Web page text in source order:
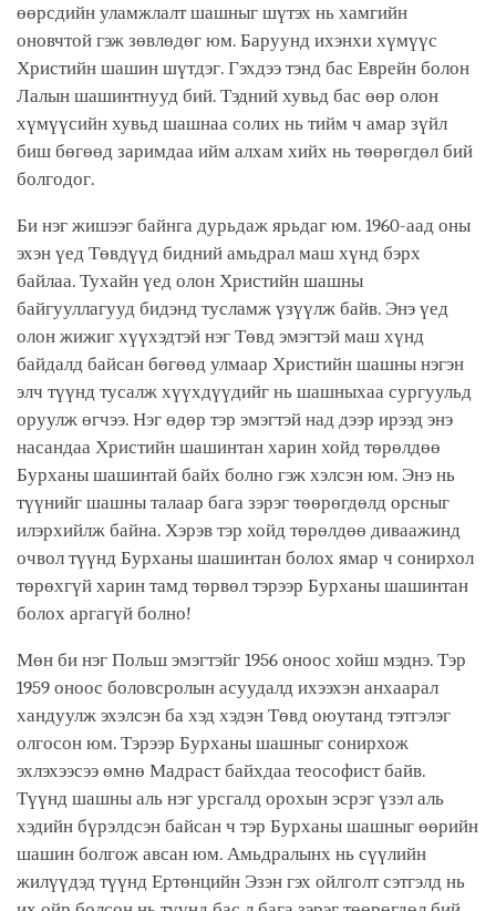
өөрсдийн уламжлалт шашныг шүтэх нь хамгийн
оновчтой гэж зөвлөдөг юм. Баруунд ихэнхи хүмүүс
Христийн шашин шүтдэг. Гэхдээ тэнд бас Еврейн болон
Лалын шашинтнууд бий. Тэдний хувьд бас өөр олон
хүмүүсийн хувьд шашнаа солих нь тийм ч амар зүйл
биш бөгөөд заримдаа ийм алхам хийх нь төөрөгдөл бий
болгодог.
Би нэг жишээг байнга дурьдаж ярьдаг юм. 1960-аад оны
эхэн үед Төвдүүд бидний амьдрал маш хүнд бэрх
байлаа. Тухайн үед олон Христийн шашны
байгууллагууд бидэнд тусламж үзүүлж байв. Энэ үед
олон жижиг хүүхэдтэй нэг Төвд эмэгтэй маш хүнд
байдалд байсан бөгөөд улмаар Христийн шашны нэгэн
элч түүнд тусалж хүүхдүүдийг нь шашныхаа сургуульд
оруулж өгчээ. Нэг өдөр тэр эмэгтэй над дээр ирээд энэ
насандаа Христийн шашинтан харин хойд төрөлдөө
Бурханы шашинтай байх болно гэж хэлсэн юм. Энэ нь
түүнийг шашны талаар бага зэрэг төөрөгдөлд орсныг
илэрхийлж байна. Хэрэв тэр хойд төрөлдөө диваажинд
очвол түүнд Бурханы шашинтан болох ямар ч сонирхол
төрөхгүй харин тамд төрвөл тэрээр Бурханы шашинтан
болох аргагүй болно!
Мөн би нэг Польш эмэгтэйг 1956 оноос хойш мэднэ. Тэр
1959 оноос боловсролын асуудалд ихээхэн анхаарал
хандуулж эхэлсэн ба хэд хэдэн Төвд оюутанд тэтгэлэг
олгосон юм. Тэрээр Бурханы шашныг сонирхож
эхлэхээсээ өмнө Мадраст байхдаа теософист байв.
Түүнд шашны аль нэг урсгалд орохын эсрэг үзэл аль
хэдийн бүрэлдсэн байсан ч тэр Бурханы шашныг өөрийн
шашин болгож авсан юм. Амьдралынх нь сүүлийн
жилүүдэд түүнд Ертөнцийн Эзэн гэх ойлголт сэтгэлд нь